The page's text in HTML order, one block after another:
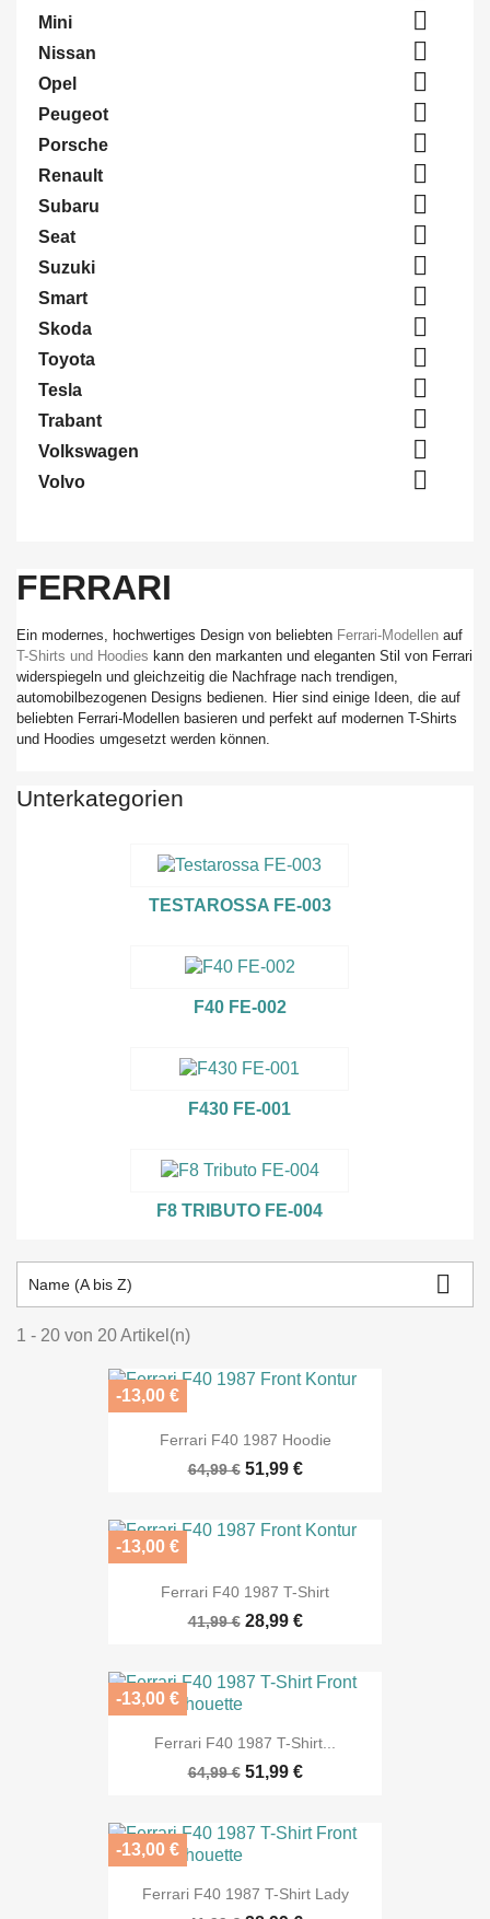
Mini 
Nissan 
Opel 
Peugeot 
Porsche 
Renault 
Subaru 
Seat 
Suzuki 
Smart 
Skoda 
Toyota 
Tesla 
Trabant 
Volkswagen 
Volvo 
FERRARI
Ein modernes, hochwertiges Design von beliebten Ferrari-Modellen auf
T-Shirts und Hoodies kann den markanten und eleganten Stil von Ferrari
widerspiegeln und gleichzeitig die Nachfrage nach trendigen,
automobilbezogenen Designs bedienen. Hier sind einige Ideen, die auf
beliebten Ferrari-Modellen basieren und perfekt auf modernen T-Shirts
und Hoodies umgesetzt werden können.
Unterkategorien
TESTAROSSA FE-003
F40 FE-002
F430 FE-001
F8 TRIBUTO FE-004
Name (A bis Z) 
1 - 20 von 20 Artikel(n)
Ferrari F40 1987 Hoodie
64,99 € 51,99 €
-13,00 €
Ferrari F40 1987 T-Shirt
41,99 € 28,99 €
-13,00 €
Ferrari F40 1987 T-Shirt...
64,99 € 51,99 €
-13,00 €
Ferrari F40 1987 T-Shirt Lady
-13,00 €